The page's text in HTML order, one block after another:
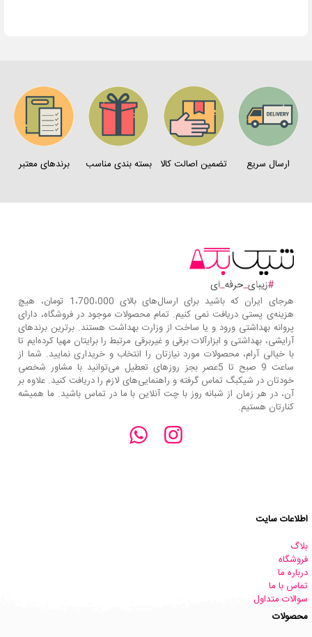
ارسال سریع تضمین اصالت کالا بسته بندی مناسب برندهای معتبر
هرجای ایران که باشید برای ارسال‌های بالای 1،700،000 تومان، هیچ
هزینه‌ی پستی دریافت نمی کنیم. تمام محصولات موجود در فروشگاه، دارای
پروانه بهداشتی ورود و یا ساخت از وزارت بهداشت هستند. برترین‌ برندهای
آرایشی، بهداشتی و ابزارآلات برقی و غیربرقی مرتبط را برایتان مهیا کرده‌ایم تا
با خیالی آرام، محصولات مورد نیازتان را انتخاب و خریداری نمایید. شما از
ساعت 9 صبح تا 5عصر بجز روزهای تعطیل می‌توانید با مشاور شخصی
خودتان در شیکبگ تماس گرفته و راهنمایی‌های لازم را دریافت کنید. علاوه بر
آن، در هر زمان از شبانه روز با چت آنلاین با ما در تماس باشید. ما همیشه
کنارتان هستیم.
اطلاعات سایت
بلاگ
فروشگاه
درباره ما
تماس با ما
سوالات متداول
محصولات